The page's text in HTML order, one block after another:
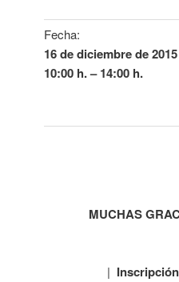
Fecha:
16 de diciembre de 2015
10:00 h. – 14:00 h.
MUCHAS
| Inscripción